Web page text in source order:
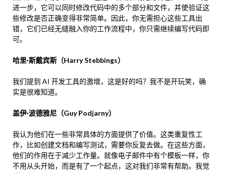
进一步，它可以同时修改代码中的多个部分和文件，并使验证这
些修改是否正确变得非常简单。因此，你无需担心这些工具出
错，它们已经无缝融入你的工作流程中，你只需继续编写代码即
可。
哈里·斯戴宾斯（Harry Stebbings）
我们提到 AI 开发工具的激增，这是好的吗？我不是开玩笑，确
实是很难知道。
盖伊·波德雅尼（Guy Podjarny）
我认为他们在一些非常具体的方面提供了价值。这类重复性工
作，比如创建文档和编写测试，需要你反复去做。在这些方面，
他们的作用在于减少工作量。就像电子邮件中有个模板一样，你
不用从头开始，而是有了一个起点，这对我们非常有帮助。我觉